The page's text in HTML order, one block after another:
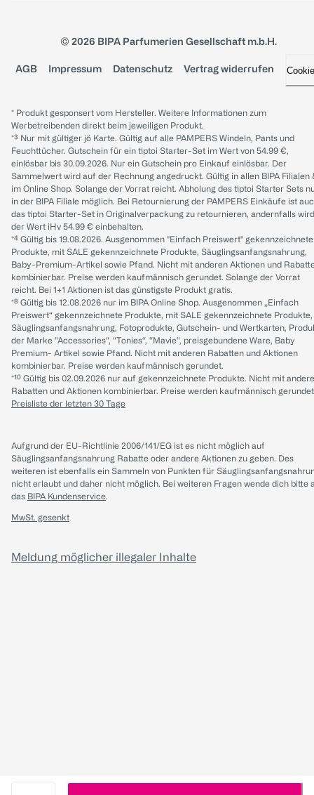
© 2026 BIPA Parfumerien Gesellschaft m.b.H.
AGB Impressum Datenschutz Vertrag widerrufen
* Produkt gesponsert vom Hersteller. Weitere Informationen zum
Werbetreibenden direkt beim jeweiligen Produkt.
*³ Nur mit gültiger jö Karte. Gültig auf alle PAMPERS Windeln, Pants und
Feuchttücher. Gutschein für ein tiptoi Starter-Set im Wert von 54.99 €,
einlösbar bis 30.09.2026. Nur ein Gutschein pro Einkauf einlösbar. Der
Sammelwert wird auf der Rechnung angedruckt. Gültig in allen BIPA Filialen
im Online Shop. Solange der Vorrat reicht. Abholung des tiptoi Starter Sets
in der BIPA Filiale möglich. Bei Retournierung der PAMPERS Einkäufe ist
das tiptoi Starter-Set in Originalverpackung zu retournieren, andernfalls wird
der Wert iHv 54.99 € einbehalten.
*⁴ Gültig bis 19.08.2026. Ausgenommen "Einfach Preiswert" gekennzeichnete
Produkte, mit SALE gekennzeichnete Produkte, Säuglingsanfangsnahrung,
Baby-Premium-Artikel sowie Pfand. Nicht mit anderen Aktionen und
kombinierbar. Preise werden kaufmännisch gerundet. Solange der Vorrat
reicht. Bei 1+1 Aktionen ist das günstigste Produkt gratis.
*⁸ Gültig bis 12.08.2026 nur im BIPA Online Shop. Ausgenommen „Einfach
Preiswert“ gekennzeichnete Produkte, mit SALE gekennzeichnete Produkte,
Säuglingsanfangsnahrung, Fotoprodukte, Gutschein- und Wertkarten,
der Marke “Accessories“, “Tonies“, “Mavie“, preisgebundene Ware, Baby
Premium- Artikel sowie Pfand. Nicht mit anderen Rabatten und Aktionen
kombinierbar. Preise werden kaufmännisch gerundet.
*¹⁰ Gültig bis 02.09.2026 nur auf gekennzeichnete Produkte. Nicht mit
Rabatten und Aktionen kombinierbar. Preise werden kaufmännisch
Preisliste der letzten 30 Tage
Aufgrund der EU-Richtlinie 2006/141/EG ist es nicht möglich auf
Säuglingsanfangsnahrung Rabatte oder andere Aktionen zu geben. Des
weiteren ist ebenfalls ein Sammeln von Punkten für
nicht erlaubt und daher nicht möglich. Bei weiteren Fragen wende dich bitte
das BIPA Kundenservice.
MwSt. gesenkt
Meldung möglicher illegaler Inhalte